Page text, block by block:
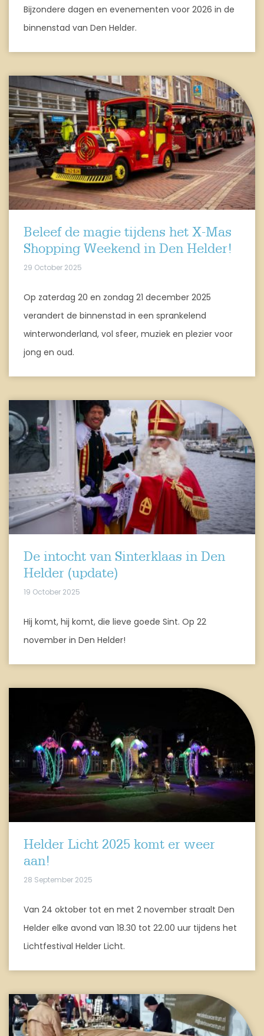
Bijzondere dagen en evenementen voor 2026 in de
binnenstad van Den Helder.
Beleef de magie tijdens het X-Mas
Shopping Weekend in Den Helder!
29 October 2025
Op zaterdag 20 en zondag 21 december 2025
verandert de binnenstad in een sprankelend
winterwonderland, vol sfeer, muziek en plezier voor
jong en oud.
De intocht van Sinterklaas in Den
Helder (update)
19 October 2025
Hij komt, hij komt, die lieve goede Sint. Op 22
november in Den Helder!
Helder Licht 2025 komt er weer
aan!
28 September 2025
Van 24 oktober tot en met 2 november straalt Den
Helder elke avond van 18.30 tot 22.00 uur tijdens het
Lichtfestival Helder Licht.